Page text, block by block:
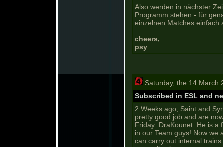
Also werden in nächster
Programm stehen - für
einzelnen Matches einfach
cheers,
psy
Saturday, the 14.March
Subscribed in ESL and
2 Weeks ago, Saint and
pretty good job and are
Friday: DraKounet. He is a
in our Team guys! Now we
can carry out internal